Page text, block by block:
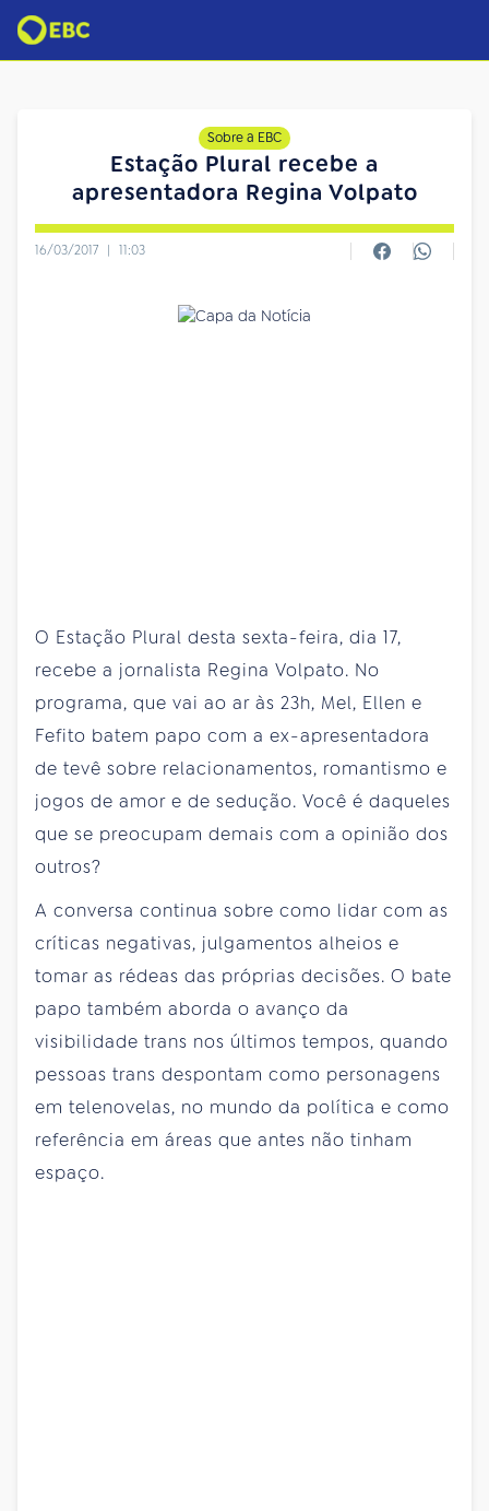
Sobre a EBC
Estação Plural recebe a
apresentadora Regina Volpato
16/03/2017 | 11:03
O Estação Plural desta sexta-feira, dia 17,
recebe a jornalista Regina Volpato. No
programa, que vai ao ar às 23h, Mel, Ellen e
Fefito batem papo com a ex-apresentadora
de tevê sobre relacionamentos, romantismo e
jogos de amor e de sedução. Você é daqueles
que se preocupam demais com a opinião dos
outros?
A conversa continua sobre como lidar com as
críticas negativas, julgamentos alheios e
tomar as rédeas das próprias decisões. O bate
papo também aborda o avanço da
visibilidade trans nos últimos tempos, quando
pessoas trans despontam como personagens
em telenovelas, no mundo da política e como
referência em áreas que antes não tinham
espaço.